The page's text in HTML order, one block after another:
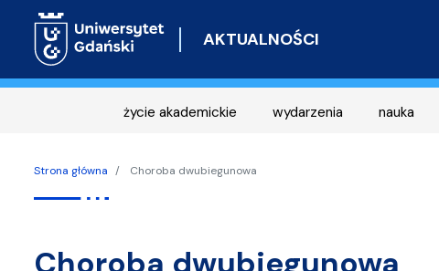
AKTUALNOŚCI
życie akademickie wydarzenia nauka
Strona główna Choroba dwubiegunowa